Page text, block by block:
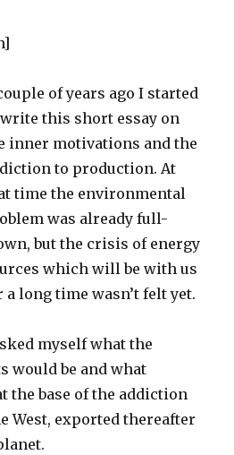
of years ago I started
this short essay on
inner motivations and the
to production. At
time the environmental
was already full-
but the crisis of energy
which will be with us
a long time wasn’t felt yet.
myself what the
would be and what
the base of the addiction
West, exported thereafter